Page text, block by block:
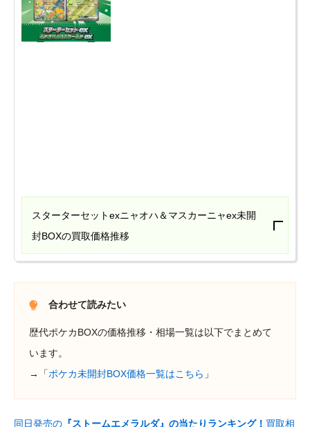
スターターセットexニャオハ＆マスカーニャex未開
封BOXの買取価格推移
合わせて読みたい
歴代ポケカBOXの価格推移・相場一覧は以下でまとめて
います。
→「ポケカ未開封BOX価格一覧はこちら 」
同日発売の 『ストームエメラルダ』の当たりランキング！ 買取相